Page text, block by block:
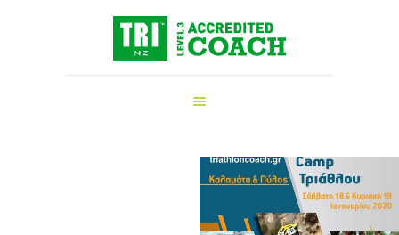
ΑΡΧΙΚΉ
ΕΞΟΠΛΙΣΜΌΣ